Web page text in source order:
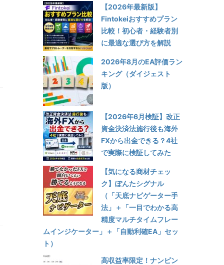
【2026年最新版】
Fintokeiおすすめプラン
比較！初心者・経験者別
に最適な選び方を解説
2026年8月のEA評価ラン
キング（ダイジェスト
版）
【2026年6月検証】改正
資金決済法施行後も海外
FXから出金できる？4社
で実際に検証してみた
【気になる商材チェッ
ク】ぽんたシグナル
（「天底ナビゲーター手
法」＋「一目でわかる高
精度マルチタイムフレー
ムインジケーター」＋「自動利確EA」セッ
ト）
高収益率限定！ナンピン